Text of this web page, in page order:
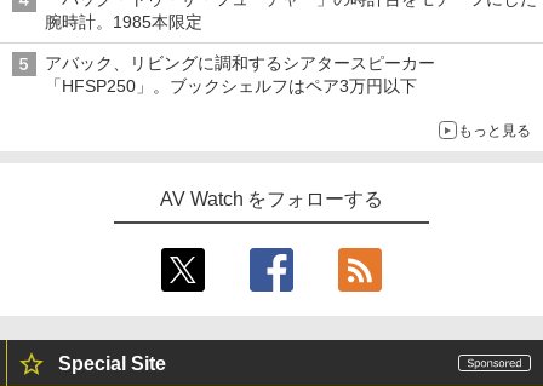
腕時計。1985本限定
アバック、リビングに調和するシアタースピーカー
「HFSP250」。ブックシェルフはペア3万円以下
もっと見る
AV Watch をフォローする
Special Site